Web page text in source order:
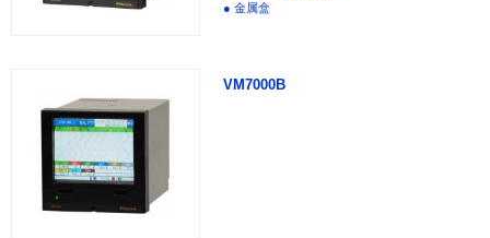
● 金属盒
VM7000B